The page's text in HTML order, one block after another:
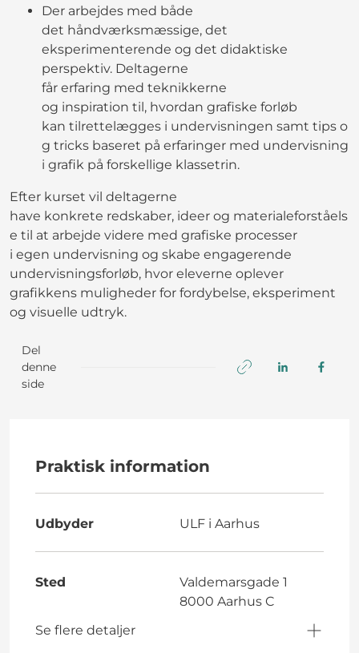
Der arbejdes med både
det håndværksmæssige, det
eksperimenterende og det didaktiske
perspektiv. Deltagerne
får erfaring med teknikkerne
og inspiration til, hvordan grafiske forløb
kan tilrettelægges i undervisningen samt tips o
g tricks baseret på erfaringer med undervisning
i grafik på forskellige klassetrin.
Efter kurset vil deltagerne
have konkrete redskaber, ideer og materialeforståels
e til at arbejde videre med grafiske processer
i egen undervisning og skabe engagerende
undervisningsforløb, hvor eleverne oplever
grafikkens muligheder for fordybelse, eksperiment
og visuelle udtryk.
Del
denne
side
Praktisk information
Udbyder ULF i Aarhus
Sted
Valdemarsgade 1
8000 Aarhus C
Se flere detaljer